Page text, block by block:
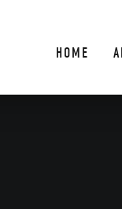
HOME